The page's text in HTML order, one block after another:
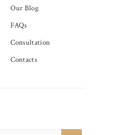
Our Blog
FAQs
Consultation
Contacts